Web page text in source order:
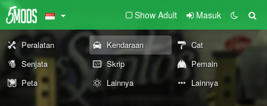
Show Adult Masuk
Peralatan Kendaraan
Cat
Senjata
Skrip
Pemain
Peta
Lainnya Lainnya